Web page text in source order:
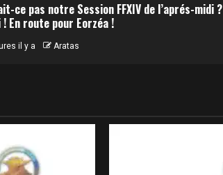
ce pas notre Session FFXIV de l’aprés-midi ?
! En route pour Eorzéa !
il y a Aratas